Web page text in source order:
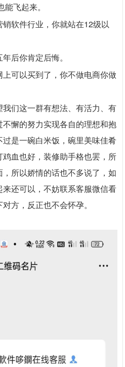
飞起来。
软件行业，你就站在12级以
后你肯定后悔。
可以买到了，你不做电商你做
们这一群有想法、有活力、有
懈的努力实现各自的理想和抱
是一碗白米饭，碗里美味佳肴
血也好，装修助手格也罢，所
所以娇情的话也不多说了，如
还可以，不妨联系客服微信看
方，反正也不会怀孕。